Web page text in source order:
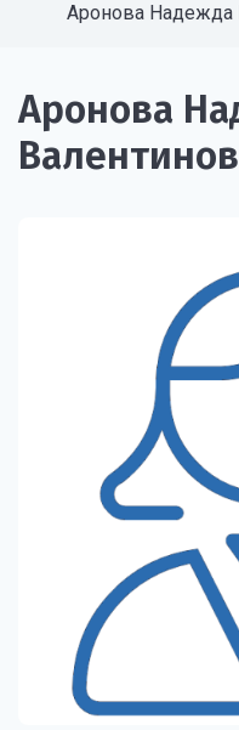
Аронова Надежда
Аронова